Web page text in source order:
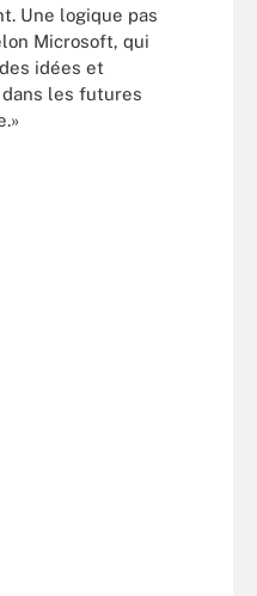
Une logique pas
Microsoft, qui
idées et
les futures